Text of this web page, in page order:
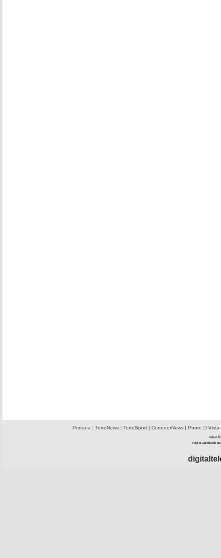
Portada | TorreNews| TorreSport| CorredorNews| Punto D Vista
©2010 El
Página Optimizada